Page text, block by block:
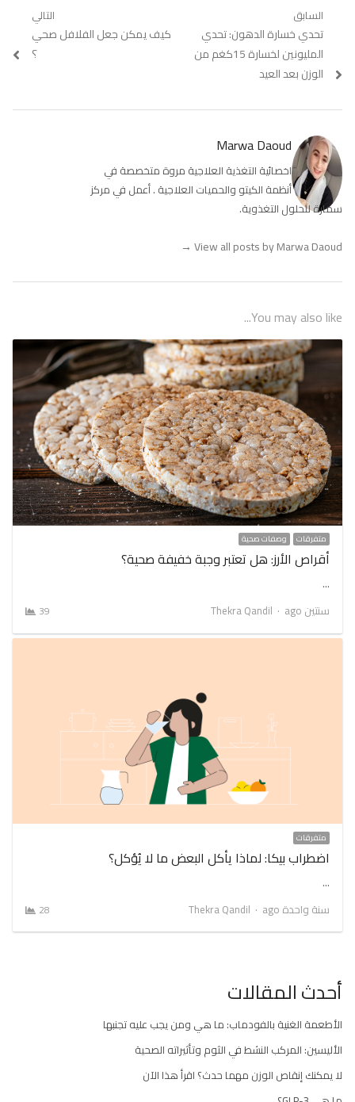
تصفّح
المقالات
السابق
Previous
post:
تحدي خسارة الدهون: تحدي
المليونين لخسارة 15كغم من
الوزن بعد العيد
التالي
Next
كيف يمكن جعل الفلافل صحي
؟
Marwa Daoud
اخصائية التغذية العلاجية مروة متخصصة في
أنظمة الكيتو والحميات العلاجية . أعمل في مركز
سمارة للحلول التغذوية.
View all posts by Marwa Daoud
→
You may also like...
متفرقات وصفات صحية
أقراص الأرز: هل تعتبر وجبة خفيفة صحية؟
…
سنتين ago
Author
Thekra Qandil
39
متفرقات
اضطراب بيكا: لماذا يأكل البعض ما لا يُؤكل؟
…
سنة واحدة ago
Author
Thekra Qandil
28
أحدث المقالات
الأطعمة الغنية بالفودماب: ما هي ومن يجب عليه تجنبها
الأليسين: المركب النشط في الثوم وتأثيراته الصحية
لا يمكنك إنقاص الوزن مهما حدث؟ اقرأ هذا الآن